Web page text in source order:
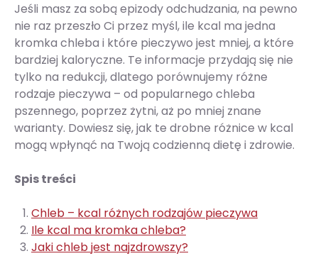
Jeśli masz za sobą epizody odchudzania, na pewno
nie raz przeszło Ci przez myśl, ile kcal ma jedna
kromka chleba i które pieczywo jest mniej, a które
bardziej kaloryczne. Te informacje przydają się nie
tylko na redukcji, dlatego porównujemy różne
rodzaje pieczywa – od popularnego chleba
pszennego, poprzez żytni, aż po mniej znane
warianty. Dowiesz się, jak te drobne różnice w kcal
mogą wpłynąć na Twoją codzienną dietę i zdrowie.
Spis treści
Chleb – kcal różnych rodzajów pieczywa
Ile kcal ma kromka chleba?
Jaki chleb jest najzdrowszy?